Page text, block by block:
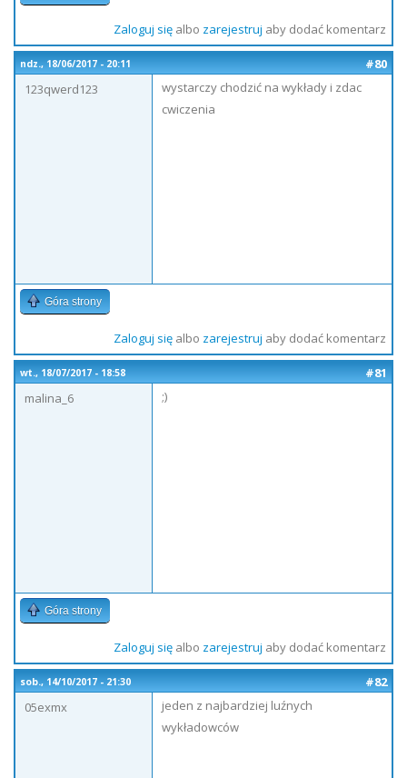
Zaloguj sięalbo zarejestruj aby dodać komentarz
ndz., 18/06/2017 - 20:11
#80
123qwerd123
wystarczy chodzić na wykłady i zdac
cwiczenia
Góra strony
Zaloguj sięalbo zarejestruj aby dodać komentarz
wt., 18/07/2017 - 18:58
#81
malina_6
;)
Góra strony
Zaloguj sięalbo zarejestruj aby dodać komentarz
sob., 14/10/2017 - 21:30
#82
05exmx
jeden z najbardziej luźnych
wykładowców